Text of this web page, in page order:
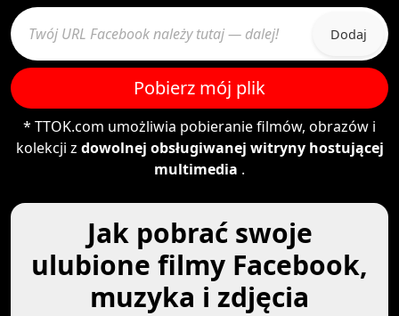
Dodaj
Pobierz mój plik
* TTOK.com umożliwia pobieranie filmów, obrazów i
kolekcji z dowolnej obsługiwanej witryny hostującej
multimedia .
Jak pobrać swoje
ulubione filmy Facebook,
muzyka i zdjęcia